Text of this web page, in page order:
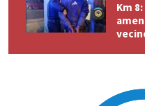
Km